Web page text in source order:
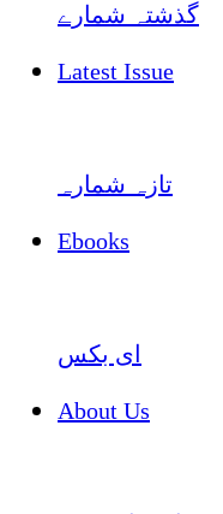
گذشتہ شمارے
Latest Issue
تازہ شمارہ
Ebooks
ای بکس
About Us